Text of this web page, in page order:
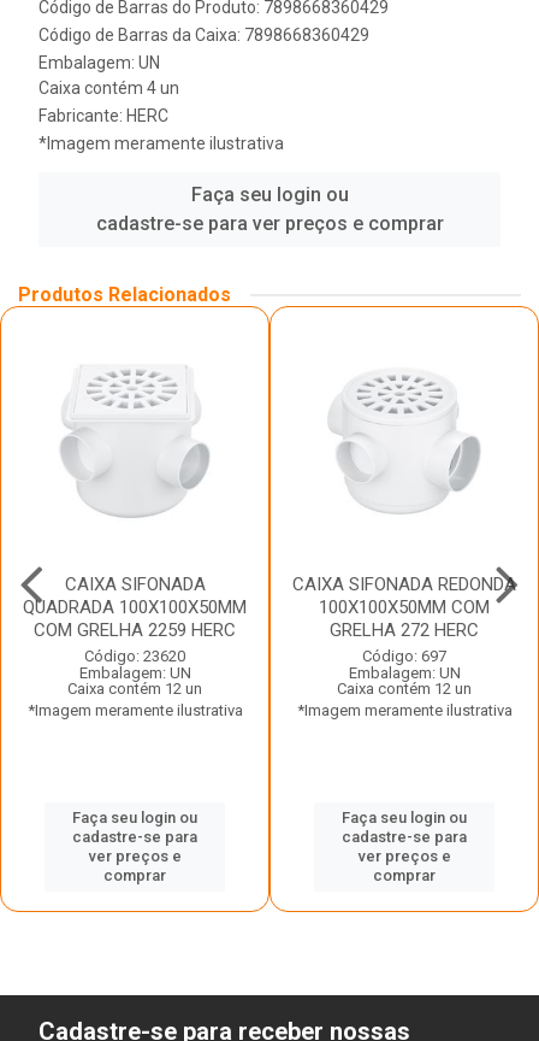
Código de Barras do Produto: 7898668360429
Código de Barras da Caixa: 7898668360429
Embalagem: UN
Caixa contém 4 un
Fabricante: HERC
*Imagem meramente ilustrativa
Faça seu login ou
cadastre-se para ver preços e comprar
Produtos Relacionados
CAIXA SIFONADA
QUADRADA 100X100X50MM
COM GRELHA 2259 HERC
Código: 23620
Embalagem: UN
Caixa contém 12 un
*Imagem meramente ilustrativa
Faça seu login ou
cadastre-se para
ver preços e
comprar
CAIXA SIFONADA REDONDA
100X100X50MM COM
GRELHA 272 HERC
Código: 697
Embalagem: UN
Caixa contém 12 un
*Imagem meramente ilustrativa
Faça seu login ou
cadastre-se para
ver preços e
comprar
Cadastre-se para receber nossas